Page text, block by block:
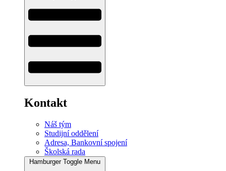
Kontakt
Náš tým
Studijní oddělení
Adresa, Bankovní spojení
Školská rada
Hamburger Toggle Menu